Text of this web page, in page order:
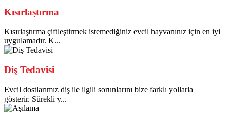
Kısırlaştırma
Kısırlaştırma çiftleştirmek istemediğiniz evcil hayvanınız için en iyi
uygulamadır. K...
Diş Tedavisi
Evcil dostlarımız diş ile ilgili sorunlarını bize farklı yollarla
gösterir. Sürekli y...